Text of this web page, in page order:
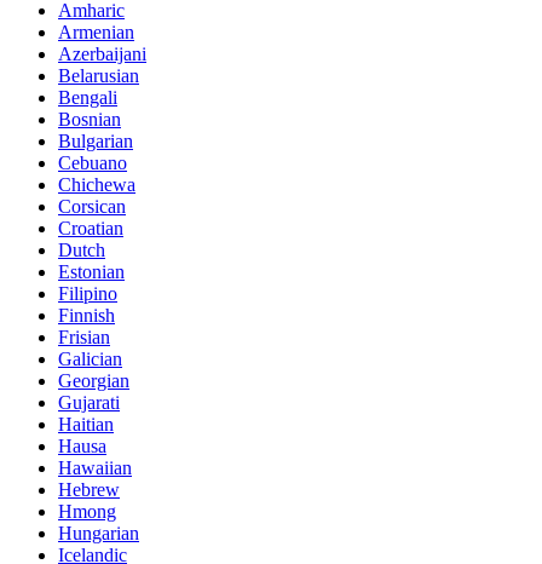
Amharic
Armenian
Azerbaijani
Belarusian
Bengali
Bosnian
Bulgarian
Cebuano
Chichewa
Corsican
Croatian
Dutch
Estonian
Filipino
Finnish
Frisian
Galician
Georgian
Gujarati
Haitian
Hausa
Hawaiian
Hebrew
Hmong
Hungarian
Icelandic